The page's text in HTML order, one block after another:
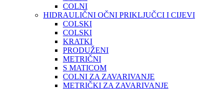
COLNI
HIDRAULIČNI OČNI PRIKLJUČCI I CIJEVI
COLSKI
COLSKI
KRATKI
PRODUŽENI
METRIČNI
S MATICOM
COLNI ZA ZAVARIVANJE
METRIČKI ZA ZAVARIVANJE